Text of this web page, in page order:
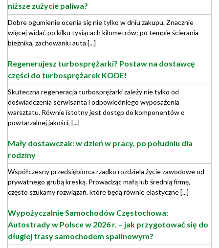
niższe zużycie paliwa?
Dobre ogumienie ocenia się nie tylko w dniu zakupu. Znacznie
więcej widać po kilku tysiącach kilometrów: po tempie ścierania
bieżnika, zachowaniu auta [...]
Regenerujesz turbosprężarki? Postaw na dostawcę
części do turbosprężarek KODE!
Skuteczna regeneracja turbosprężarki zależy nie tylko od
doświadczenia serwisanta i odpowiedniego wyposażenia
warsztatu. Równie istotny jest dostęp do komponentów o
powtarzalnej jakości, [...]
Mały dostawczak: w dzień w pracy, po południu dla
rodziny
Współczesny przedsiębiorca rzadko rozdziela życie zawodowe od
prywatnego grubą kreską. Prowadząc małą lub średnią firmę,
często szukamy rozwiązań, które będą równie elastyczne [...]
Wypożyczalnie Samochodów Częstochowa:
Autostrady w Polsce w 2026 r. – jak przygotować się do
długiej trasy samochodem spalinowym?